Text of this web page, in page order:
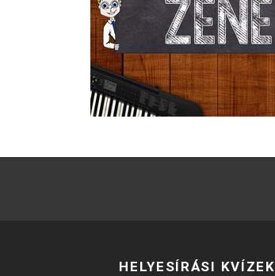
HELYESÍRÁSI KVÍZEK